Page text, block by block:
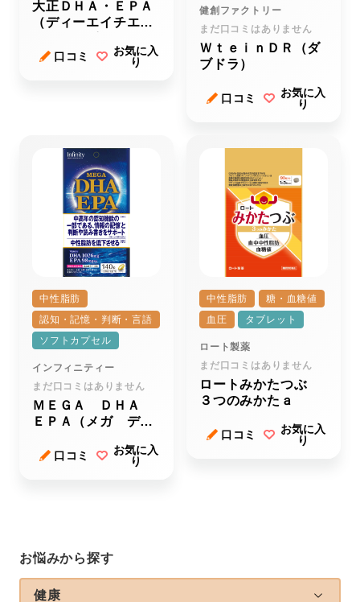
お悩みから探す
健康
大正ＤＨＡ・ＥＰＡ
（ディーエイチエ
ｒ
口コミ
お気に入
り
健創ファクトリー
まだ口コミはありません
ＷｔｅｉｎＤＲ（ダ
ブドラ）
口コミ
お気に入
り
中性脂肪
認知・記憶・判断・言語
ソフトカプセル
インフィニティー
まだ口コミはありません
ＭＥＧＡ ＤＨＡ
ＥＰＡ（メガ ディ
ピーエー）
口コミ
お気に入
り
中性脂肪
糖・血糖値
血圧
タブレット
ロート製薬
まだ口コミはありません
ロートみかたつぶ
３つのみかたａ
口コミ
お気に入
り